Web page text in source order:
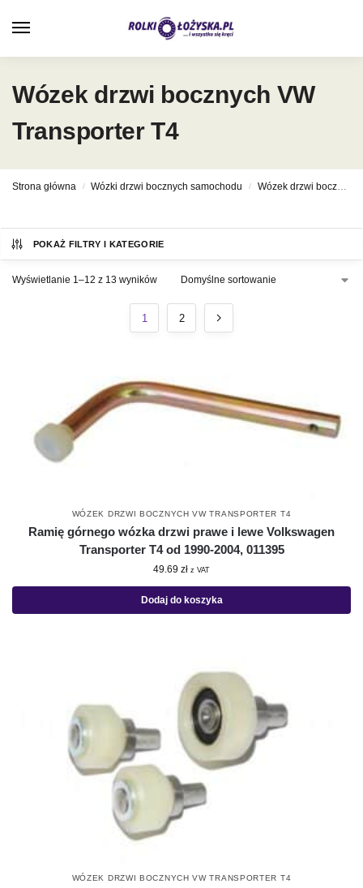
Wózek drzwi bocznych VW
Transporter T4
Strona główna / Wózki drzwi bocznych samochodu / Wózek drzwi bocznych Volkswagen
POKAŻ FILTRY I KATEGORIE
Wyświetlanie 1–12 z 13 wyników
1 2
WÓZEK DRZWI BOCZNYCH VW TRANSPORTER T4
Ramię górnego wózka drzwi prawe i lewe Volkswagen
Transporter T4 od 1990-2004, 011395
49.69 zł z VAT
Dodaj do koszyka
WÓZEK DRZWI BOCZNYCH VW TRANSPORTER T4